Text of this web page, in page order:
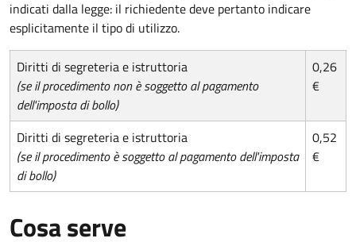
indicati dalla legge: il richiedente deve pertanto indicare
esplicitamente il tipo di utilizzo.
Diritti di segreteria e istruttoria
(se il procedimento non è soggetto al pagamento
dell'imposta di bollo)
0,26
€
Diritti di segreteria e istruttoria
(se il procedimento è soggetto al pagamento dell'imposta
di bollo)
0,52
€
Cosa serve